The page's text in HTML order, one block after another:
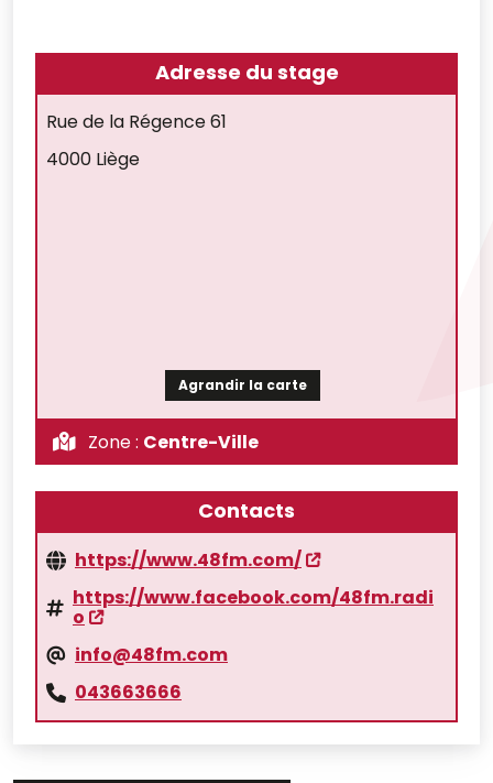
Adresse du stage
Rue de la Régence 61
4000 Liège
Agrandir la carte
Zone : Centre-Ville
Contacts
https://www.48fm.com/
https://www.facebook.com/48fm.radi
o
info@48fm.com
043663666